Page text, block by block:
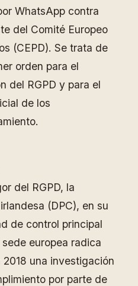
WhatsApp contra
del Comité Europeo
(CEPD). Se trata de
orden para el
del RGPD y para el
de los
del RGPD, la
(DPC), en su
de control principal
europea radica
una investigación
por parte de